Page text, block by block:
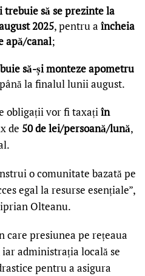
să se prezinte la
2025, pentru a încheia
apă/canal;
să-și monteze apometru
la finalul lunii august.
obligații vor fi taxațiîn
de 50 de lei/persoană/lună,
o comunitate bazată pe
egal la resurse esențiale”,
Olteanu.
care presiunea pe rețeaua
administrația locală se
pentru a asigura